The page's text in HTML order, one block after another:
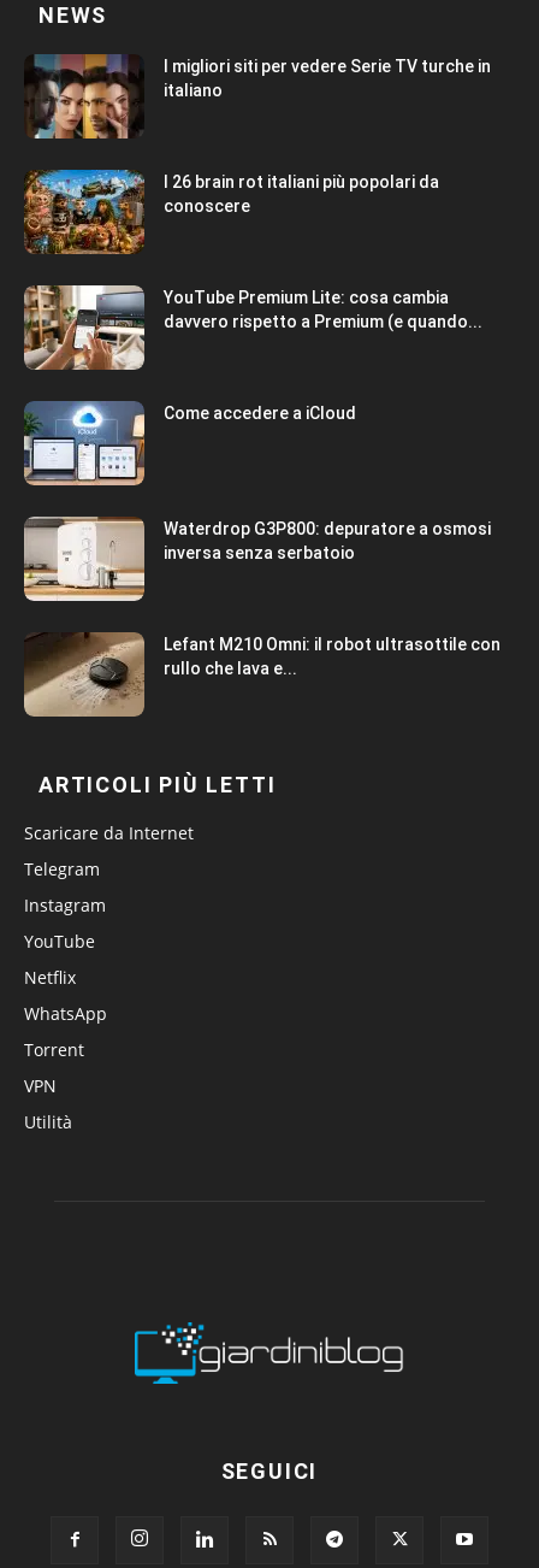
NEWS
I migliori siti per vedere Serie TV turche in
italiano
I 26 brain rot italiani più popolari da
conoscere
YouTube Premium Lite: cosa cambia
davvero rispetto a Premium (e quando...
Come accedere a iCloud
Waterdrop G3P800: depuratore a osmosi
inversa senza serbatoio
Lefant M210 Omni: il robot ultrasottile con
rullo che lava e...
ARTICOLI PIÙ LETTI
Scaricare da Internet
Telegram
Instagram
YouTube
Netflix
WhatsApp
Torrent
VPN
Utilità
SEGUICI